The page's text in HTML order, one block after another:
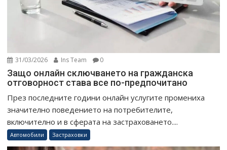
31/03/2026 Ins Team 0
Защо онлайн сключването на гражданска
отговорност става все по-предпочитано
През последните години онлайн услугите промениха
значително поведението на потребителите,
включително и в сферата на застраховането....
Автомобили Застраховки